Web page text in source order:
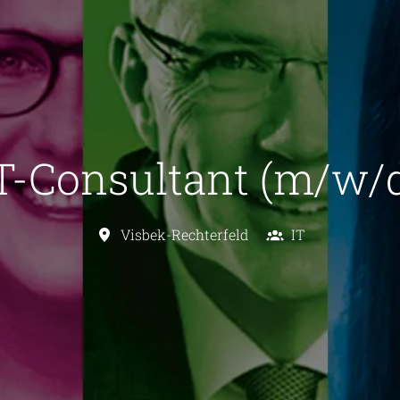
Consultant (m/w/
Visbek-Rechterfeld IT